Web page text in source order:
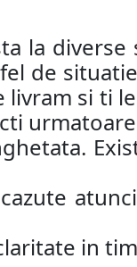
la diverse
de
si ti
in